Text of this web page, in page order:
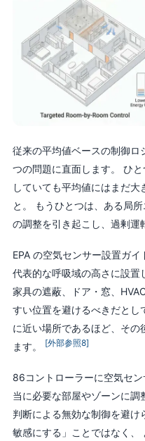
従来の平均値ベースの制御
つの問題に直面します。 ひ
していても平均値にはまだ大
と。 もうひとつは、ある局
の調整を引き起こし、過剰運
EPA の空気センサー設置ガ
代表的な呼吸域の高さに設置
家具の遮蔽、ドア・窓、
すい位置を避けるべきだとし
に近い場所であるほど、その
ます。
[外部参照8]
86コントローラーに空気セ
当に必要な部屋やゾーンに
判断による無効な制御を避
敏感にする」ことではなく、